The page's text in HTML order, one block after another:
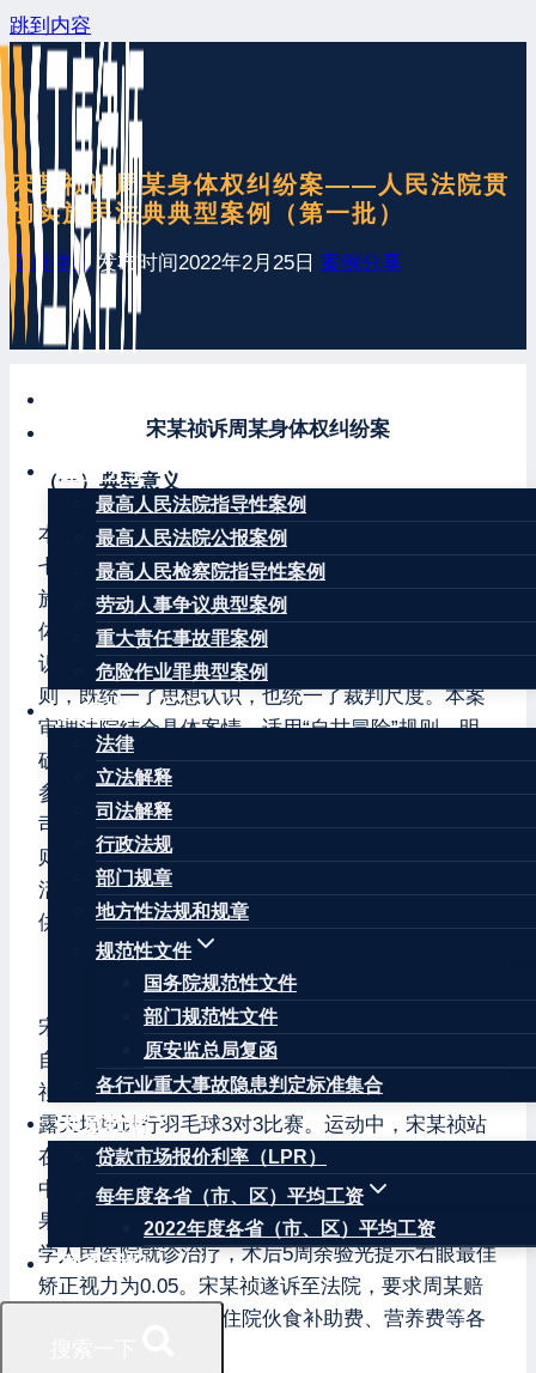
跳到内容
最新发布
案例分享
最高人民法院指导性案例
最高人民法院公报案例
最高人民检察院指导性案例
劳动人事争议典型案例
重大责任事故罪案例
危险作业罪典型案例
法律法规
法律
立法解释
司法解释
行政法规
部门规章
地方性法规和规章
规范性文件
国务院规范性文件
部门规范性文件
原安监总局复函
各行业重大事故隐患判定标准集合
权威数据
贷款市场报价利率（LPR）
每年度各省（市、区）平均工资
2022年度各省（市、区）平均工资
联系我们
宋某祯诉周某身体权纠纷案——人民法院贯
彻实施民法典典型案例（第一批）
王康律师 发布时间2022年2月25日 案例分享
宋某祯诉周某身体权纠纷案
（一）典型意义
本案是民法典施行后，首例适用民法典第一千一百
七十六条“自甘冒险”规定作出判决的案件。民法典
施行前，由于法律规定不明确，人民法院在处理文
体活动中身体受伤引发的民事纠纷时，容易出现认
识分歧，进而引发争议。民法典确立“自甘冒险”规
则，既统一了思想认识，也统一了裁判尺度。本案
审理法院结合具体案情，适用“自甘冒险”规则，明
确判决对损害发生无故意、无重大过失的文体活动
参加者，不承担赔偿责任，亮明了拒绝“和稀泥”的
司法态度，宣示了冒险者须对自己行为负责的规
则，不仅弘扬了社会主义核心价值观，促进了文体
活动的健康有序发展，也为民法典新规则的实施提
供了有益的司法经验。
（二）基本案情
宋某祯、周某均为羽毛球业余爱好者，自2015年起
自发参加羽毛球比赛。2020年4月28日上午，宋某
祯、周某与案外四人在北京市朝阳区红领巾公园内
露天场地进行羽毛球3对3比赛。运动中，宋某祯站
在发球线位置接对方网前球后，将球回挑到周某方
中场，周某迅速杀球进攻，宋某祯直立举拍防守未
果，被羽毛球击中右眼。事发后，宋某祯至北京大
学人民医院就诊治疗，术后5周余验光提示右眼最佳
矫正视力为0.05。宋某祯遂诉至法院，要求周某赔
偿医疗费、护理费、住院伙食补助费、营养费等各